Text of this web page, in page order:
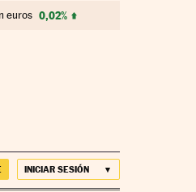
euros 0,02%
INICIAR SESIÓN